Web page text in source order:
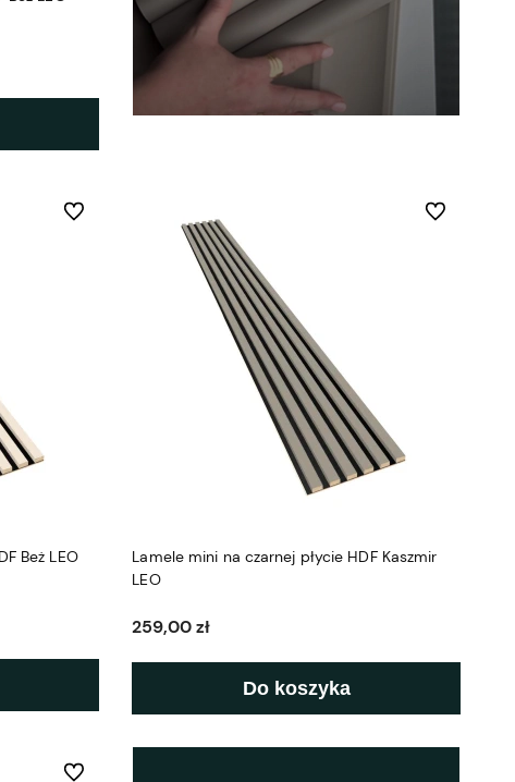
Beż LEO
Do ulubionych
Lamele mini na czarnej płycie HDF Kaszmir
LEO
259,00 zł
Do koszyka
Do ulubionych
Do ulubionych